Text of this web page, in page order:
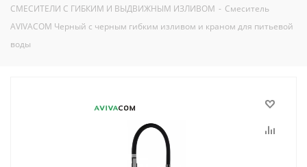
СМЕСИТЕЛИ С ГИБКИМ И ВЫДВИЖНЫМ ИЗЛИВОМ - Смеситель
AVIVACOM Черный с черным гибким изливом и краном для питьевой
воды